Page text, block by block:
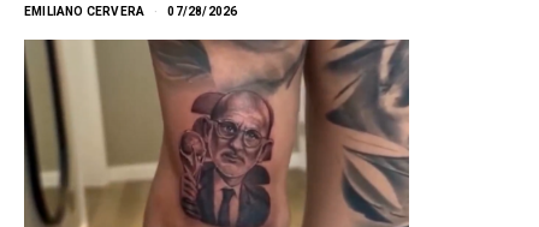
EMILIANO CERVERA 07/28/2026